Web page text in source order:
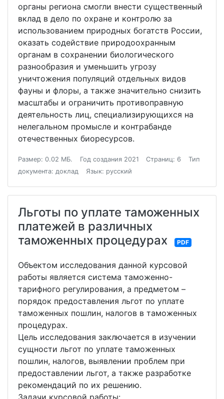
органы региона смогли внести существенный
вклад в дело по охране и контролю за
использованием природных богатств России,
оказать содействие природоохранным
органам в сохранении биологического
разнообразия и уменьшить угрозу
уничтожения популяций отдельных видов
фауны и флоры, а также значительно снизить
масштабы и ограничить противоправную
деятельность лиц, специализирующихся на
нелегальном промысле и контрабанде
отечественных биоресурсов.
Размер: 0.02 МБ. Год создания 2021 Страниц: 6
Тип
документа: доклад
Язык: русский
Льготы по уплате таможенных
платежей в различных
таможенных процедурах
PDF
Объектом исследования данной курсовой
работы является система таможенно-
тарифного регулирования, а предметом –
порядок предоставления льгот по уплате
таможенных пошлин, налогов в таможенных
процедурах.
Цель исследования заключается в изучении
сущности льгот по уплате таможенных
пошлин, налогов, выявлении проблем при
предоставлении льгот, а также разработке
рекомендаций по их решению.
Задачи курсовой работы: